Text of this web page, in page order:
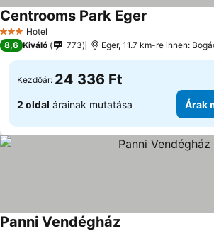
3 Kategória
Hotel
Centrooms Park Eger
8,6 Kiváló 773 Eger, 11.7 km-re innen:
Kezdőár: 24 336 Ft
2 oldal árainak mutatása Árak
Panni Vendégház